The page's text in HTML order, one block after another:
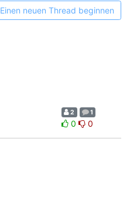
Einen neuen Thread beginnen
2 1
0 0